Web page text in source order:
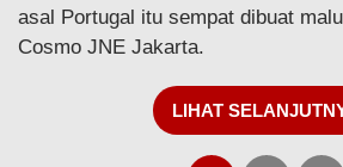
asal Portugal itu sempat dibuat
Cosmo JNE Jakarta.
LIHAT